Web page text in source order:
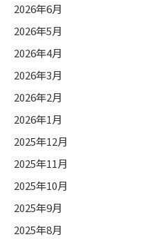
2026年6月
2026年5月
2026年4月
2026年3月
2026年2月
2026年1月
2025年12月
2025年11月
2025年10月
2025年9月
2025年8月